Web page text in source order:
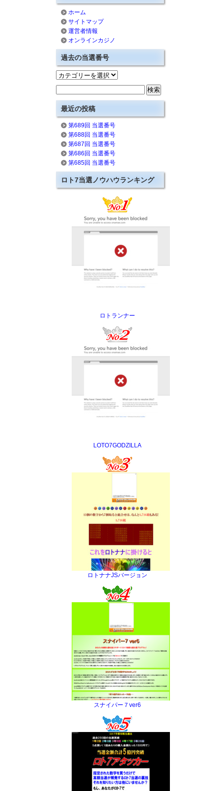
ホーム
サイトマップ
運営者情報
オンラインカジノ
過去の当選番号
最近の投稿
第689回 当選番号
第688回 当選番号
第687回 当選番号
第686回 当選番号
第685回 当選番号
ロト7当選ノウハウランキング
ロトランナー
LOTO7GODZILLA
ロトナナJSバージョン
スナイパー７ver6